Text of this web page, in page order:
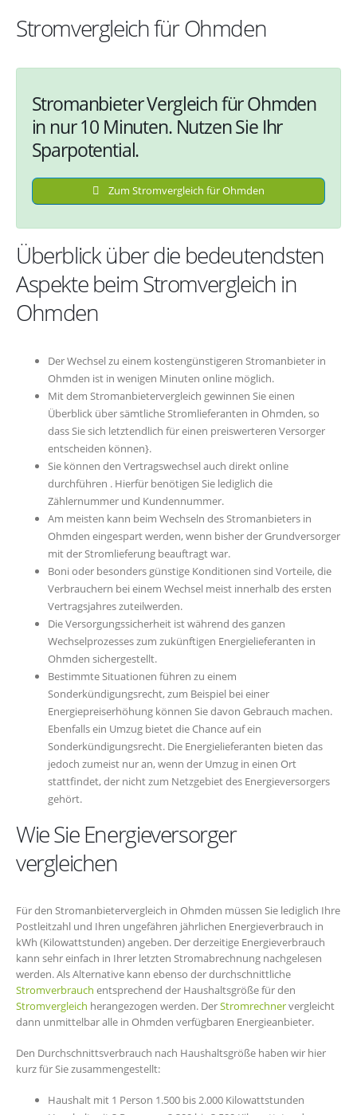
Stromvergleich für Ohmden
Stromanbieter Vergleich für Ohmden
in nur 10 Minuten. Nutzen Sie Ihr
Sparpotential.
Zum Stromvergleich für Ohmden
Überblick über die bedeutendsten
Aspekte beim Stromvergleich in
Ohmden
Der Wechsel zu einem kostengünstigeren Stromanbieter in
Ohmden ist in wenigen Minuten online möglich.
Mit dem Stromanbietervergleich gewinnen Sie einen
Überblick über sämtliche Stromlieferanten in Ohmden, so
dass Sie sich letztendlich für einen preiswerteren Versorger
entscheiden können}.
Sie können den Vertragswechsel auch direkt online
durchführen . Hierfür benötigen Sie lediglich die
Zählernummer und Kundennummer.
Am meisten kann beim Wechseln des Stromanbieters in
Ohmden eingespart werden, wenn bisher der Grundversorger
mit der Stromlieferung beauftragt war.
Boni oder besonders günstige Konditionen sind Vorteile, die
Verbrauchern bei einem Wechsel meist innerhalb des ersten
Vertragsjahres zuteilwerden.
Die Versorgungssicherheit ist während des ganzen
Wechselprozesses zum zukünftigen Energielieferanten in
Ohmden sichergestellt.
Bestimmte Situationen führen zu einem
Sonderkündigungsrecht, zum Beispiel bei einer
Energiepreiserhöhung können Sie davon Gebrauch machen.
Ebenfalls ein Umzug bietet die Chance auf ein
Sonderkündigungsrecht. Die Energielieferanten bieten das
jedoch zumeist nur an, wenn der Umzug in einen Ort
stattfindet, der nicht zum Netzgebiet des Energieversorgers
gehört.
Wie Sie Energieversorger
vergleichen
Für den Stromanbietervergleich in Ohmden müssen Sie lediglich Ihre
Postleitzahl und Ihren ungefähren jährlichen Energieverbrauch in
kWh (Kilowattstunden) angeben. Der derzeitige Energieverbrauch
kann sehr einfach in Ihrer letzten Stromabrechnung nachgelesen
werden. Als Alternative kann ebenso der durchschnittliche
Stromverbrauch entsprechend der Haushaltsgröße für den
Stromvergleich herangezogen werden. DerStromrechnervergleicht
dann unmittelbar alle in Ohmden verfügbaren Energieanbieter.
Den Durchschnittsverbrauch nach Haushaltsgröße haben wir hier
kurz für Sie zusammengestellt:
Haushalt mit 1 Person 1.500 bis 2.000 Kilowattstunden